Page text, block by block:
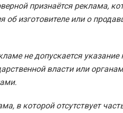
признаётся реклама,
об изготовителе или о
не допускается указание
власти или
в которой отсутствует